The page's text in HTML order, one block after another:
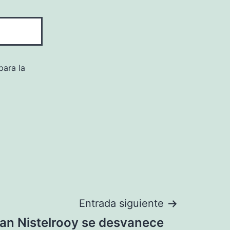
la
Entrada siguiente
Nistelrooy se desvanece